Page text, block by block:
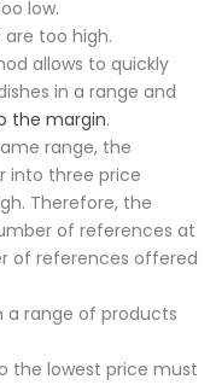
low.
are too high.
allows to quickly
in a range and
the margin.
range, the
into three price
Therefore, the
of references at
of references offered
a range of products
the lowest price must